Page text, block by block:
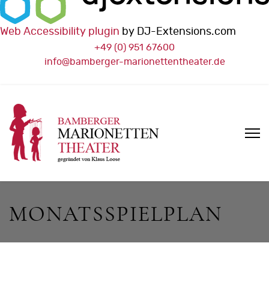
Web Accessibility plugin by DJ-Extensions.com
+49 (0) 951 67600
info@bamberger-marionettentheater.de
MONATSSPIELPLAN